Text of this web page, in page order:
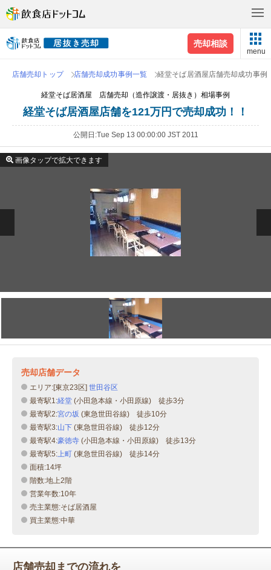
売却相談
menu
店舗売却トップ 店舗売却成功事例一覧 経堂そば居酒屋店舗売却成功事例
経堂そば居酒屋 店舗売却（造作譲渡・居抜き）相場事例
経堂そば居酒屋店舗を121万円で売却成功！！
公開日 Tue Sep 13 00:00:00 JST 2011
画像タップで拡大できます
売却店舗データ
エリア:[東京23区] 世田谷区
最寄駅1:経堂 (小田急本線・小田原線) 徒歩3分
最寄駅2:宮の坂 (東急世田谷線) 徒歩10分
最寄駅3:山下 (東急世田谷線) 徒歩12分
最寄駅4:豪徳寺 (小田急本線・小田原線) 徒歩13分
最寄駅5: 上町 (東急世田谷線) 徒歩14分
面積:14坪
階数:地上2階
営業年数:10年
売主業態:そば居酒屋
買主業態:中華
店舗売却までの流れを